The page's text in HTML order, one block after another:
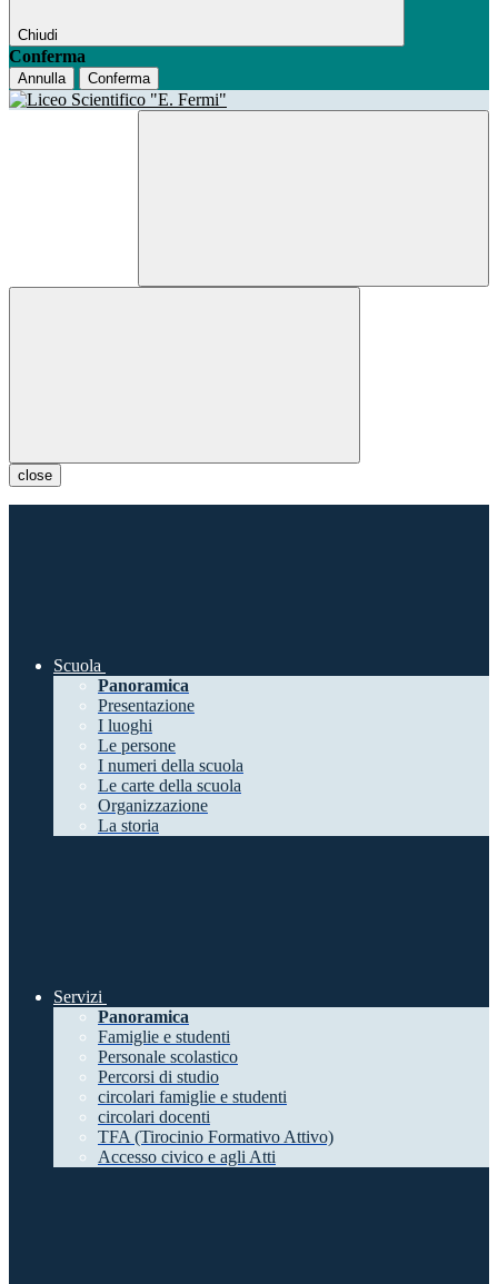
Chiudi
Conferma
Annulla Conferma
close
Scuola
Panoramica
Presentazione
I luoghi
Le persone
I numeri della scuola
Le carte della scuola
Organizzazione
La storia
Servizi
Panoramica
Famiglie e studenti
Personale scolastico
Percorsi di studio
circolari famiglie e studenti
circolari docenti
TFA (Tirocinio Formativo Attivo)
Accesso civico e agli Atti